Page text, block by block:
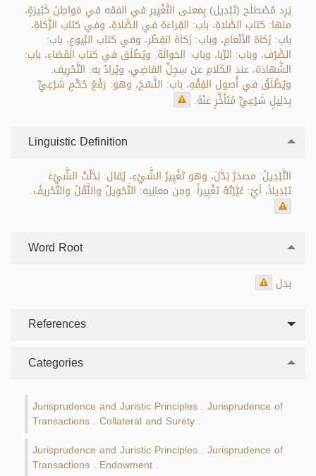
يَرِد مُصْطلَح (تَبْدِيل) بِمعنى التَّغْيِيرِ في الفقه في مَواطِنَ كَثِيرَةٍ،
منها: كتاب الصَّلاةِ، باب: القِراءَة في الصَّلاةِ، وفي كتاب الزَّكاةِ،
باب: زَكاة الأنْعامِ، وباب: زَكاة الفِطْرِ، وفي كتاب البُيوعِ، باب:
الصَّرْف، وباب: الرِّبا، وباب: الحَوالَة. ويُطْلَق في كتاب القَضاءِ، باب:
الشَّهادَة، عند الكَلامِ عن سِجِلِّ القاضِي، ويُرادُ به: التَّحْرِيف.
ويُطْلَقُ في أُصولِ الفِقْهِ، باب: النَّسْخ، وهو: رَفْعُ حُكْمٍ شَرْعِيٍّ
بِدَلِيلٍ شَرْعِيٍّ مُتَأَخِّرٍ عَنْهُ.
Linguistic Definition
التَّبْدِيلُ: مصدَرُ بَدَّلَ، وهو تَغْيِيرُ الشَّيْءِ، يُقال: بَدَّلْتُ الشَّيْءَ
تَبْدِيلاً، أيْ: غَيَّرْتُهُ تَغْيِيراً. ومِن معانِيهِ: التَّحْوِيلُ والنَّقْلُ والتَّحْريفُ.
Word Root
بدل
References
Categories
Jurisprudence and Juristic Principles Jurisprudence of
Transactions Collateral and Surety
Jurisprudence and Juristic Principles Jurisprudence of
Transactions Endowment